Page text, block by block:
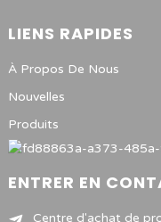
LIENS RAPIDES
À Propos De Nous
Nouvelles
Produits
ENTRER EN
Centre d'achat de